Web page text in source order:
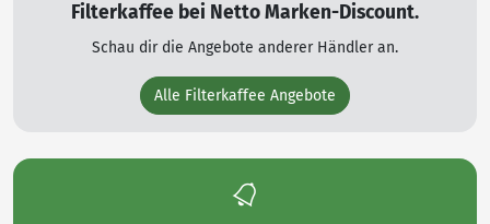
Filterkaffee bei Netto Marken-Discount.
Schau dir die Angebote anderer Händler an.
Alle Filterkaffee Angebote